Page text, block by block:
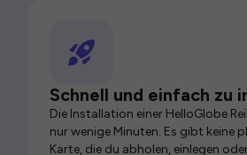
Schnell und einfach zu
Die Installation einer HelloGlobe
nur wenige Minuten. Es gibt keine
Karte, die du abholen, einlegen